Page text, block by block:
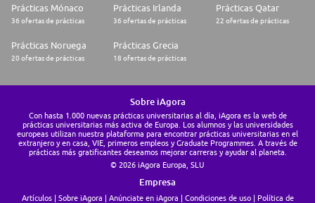
Prácticas Mónaco
36 ofertas de prácticas
Prácticas Irlanda
36 ofertas de prácticas
Prácticas Qatar
22 ofertas de prácticas
Prácticas Noruega
20 ofertas de prácticas
Prácticas Grecia
18 ofertas de prácticas
Sobre iAgora
Con hasta 1.000 nuevas prácticas universitarias al día, iAgora es la web de
prácticas universitarias más activa de Europa. Los alumnos y las universidades
europeas utilizan nuestra plataforma para encontrar prácticas universitarias en el
extranjero y en casa, VIE, primeros empleos y Graduate Programmes. A través de
prácticas más gratificantes deseamos mejorar carreras y ayudar al planeta.
© 2026 iAgora Europa, SLU
Empresa
Artículos Sobre iAgora Anúnciate en iAgora Condiciones de uso Política de